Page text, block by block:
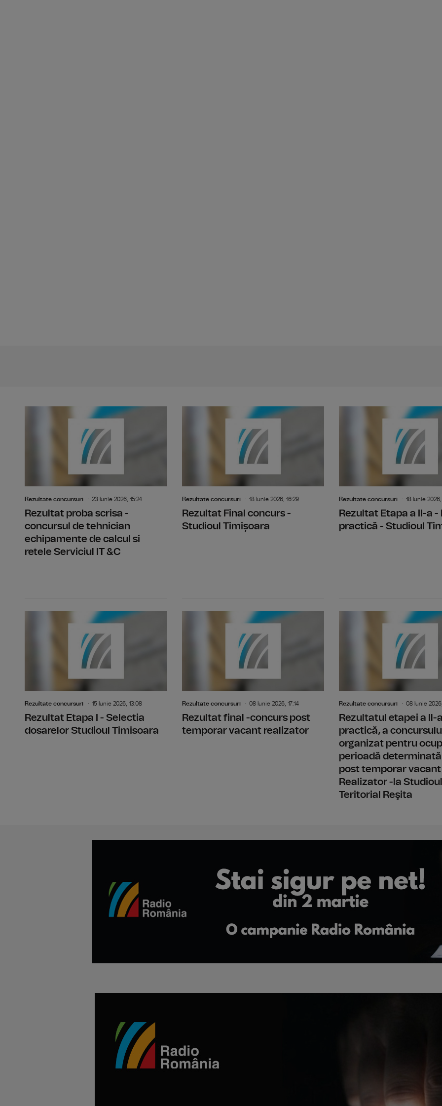
Rezultate concursuri 23 Iunie 2026, 15:24
Rezultat proba scrisa -
concursul de tehnician
echipamente de calcul si
retele Serviciul IT &C
Rezultat proba scrisa - concursul de
Rezultate concursuri 18 Iunie 2026, 16:29
Rezultat Final concurs -
Studioul Timișoara
Rezultate concursuri 18 Iunie 2026,
Rezultat Etapa a II-a -
practică - Studioul
Rezultate concursuri 15 Iunie 2026, 13:08
Rezultat Etapa I - Selectia
dosarelor Studioul Timisoara
Rezultate concursuri 08 Iunie 2026, 17:14
Rezultat final -concurs post
temporar vacant realizator
Rezultate concursuri 08 Iunie
Rezultatul etapei a Il-
practică, a
organizat pentru
perioadă determinată
post temporar vacant
Realizator -la Studioul
Teritorial Reşita